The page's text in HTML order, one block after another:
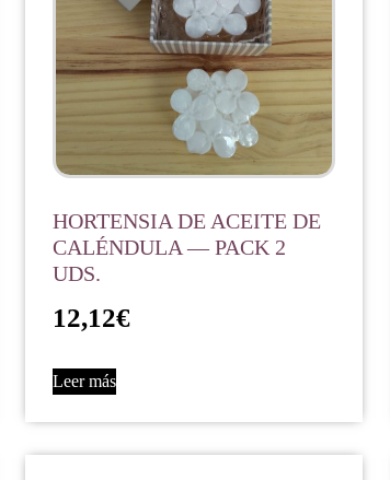
HORTENSIA DE ACEITE DE
CALÉNDULA — PACK 2
UDS.
12,12€
Leer más